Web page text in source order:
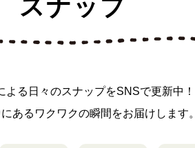
スナップ
よる日々のスナップをSNSで更新中！
あるワクワクの瞬間をお届けします。